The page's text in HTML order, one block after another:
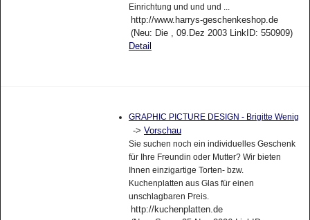
Einrichtung und und und ...
http://www.harrys-geschenkeshop.de
(Neu: Die , 09.Dez 2003 LinkID: 550909)
Detail
GRAPHIC PICTURE DESIGN - Brigitte Wenig
-> Vorschau
Sie suchen noch ein individuelles Geschenk
für Ihre Freundin oder Mutter? Wir bieten
Ihnen einzigartige Torten- bzw.
Kuchenplatten aus Glas für einen
unschlagbaren Preis.
http://kuchenplatten.de